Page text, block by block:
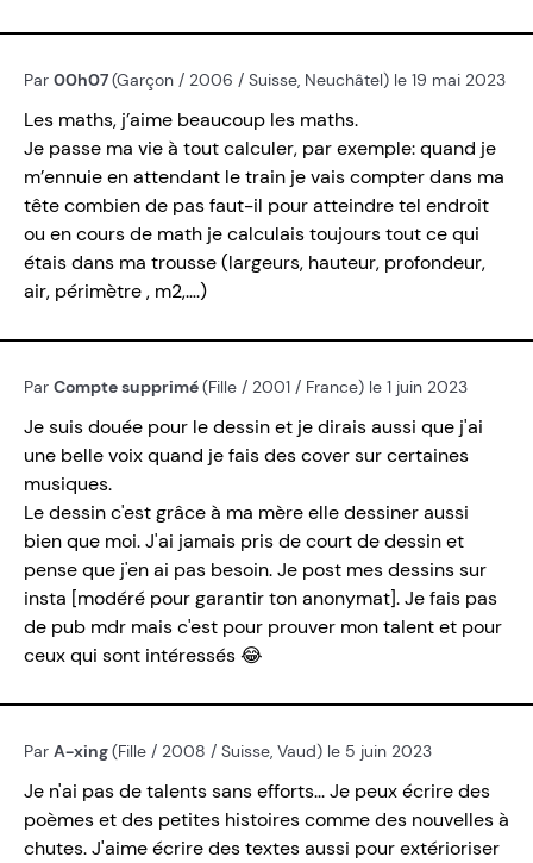
Par 00h07(Garçon / 2006 / Suisse, Neuchâtel) le 19 mai 2023
Les maths, j’aime beaucoup les maths.
Je passe ma vie à tout calculer, par exemple: quand je
m’ennuie en attendant le train je vais compter dans ma
tête combien de pas faut-il pour atteindre tel endroit
ou en cours de math je calculais toujours tout ce qui
étais dans ma trousse (largeurs, hauteur, profondeur,
air, périmètre , m2,….)
Par Compte supprimé(Fille / 2001 / France) le 1 juin 2023
Je suis douée pour le dessin et je dirais aussi que j'ai
une belle voix quand je fais des cover sur certaines
musiques.
Le dessin c'est grâce à ma mère elle dessiner aussi
bien que moi. J'ai jamais pris de court de dessin et
pense que j'en ai pas besoin. Je post mes dessins sur
insta [modéré pour garantir ton anonymat]. Je fais pas
de pub mdr mais c'est pour prouver mon talent et pour
ceux qui sont intéressés 😂
Par A-xing(Fille / 2008 / Suisse, Vaud) le 5 juin 2023
Je n'ai pas de talents sans efforts... Je peux écrire des
poèmes et des petites histoires comme des nouvelles à
chutes. J'aime écrire des textes aussi pour extérioriser